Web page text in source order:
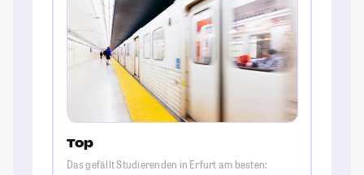
Top
Das gefällt Studierenden in Erfurt am besten: